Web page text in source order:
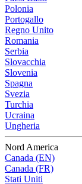
Polonia
Portogallo
Regno Unito
Romania
Serbia
Slovacchia
Slovenia
Spagna
Svezia
Turchia
Ucraina
Ungheria
Nord America
Canada (EN)
Canada (FR)
Stati Uniti